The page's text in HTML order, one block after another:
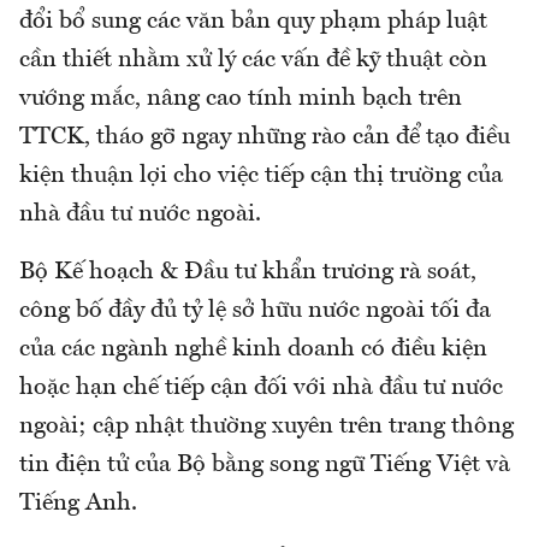
đổi bổ sung các văn bản quy phạm pháp luật
cần thiết nhằm xử lý các vấn đề kỹ thuật còn
vướng mắc, nâng cao tính minh bạch trên
TTCK, tháo gỡ ngay những rào cản để tạo điều
kiện thuận lợi cho việc tiếp cận thị trường của
nhà đầu tư nước ngoài.
Bộ Kế hoạch & Đầu tư khẩn trương rà soát,
công bố đầy đủ tỷ lệ sở hữu nước ngoài tối đa
của các ngành nghề kinh doanh có điều kiện
hoặc hạn chế tiếp cận đối với nhà đầu tư nước
ngoài; cập nhật thường xuyên trên trang thông
tin điện tử của Bộ bằng song ngữ Tiếng Việt và
Tiếng Anh.